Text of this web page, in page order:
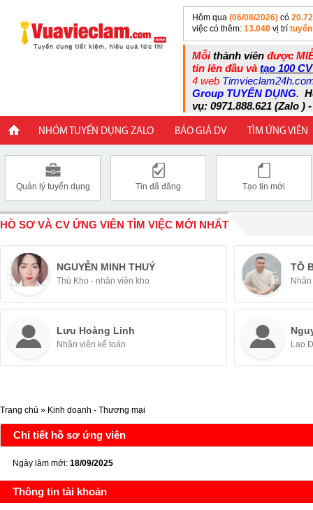
Hôm qua (06/08/2026) có
việc có thêm: 13.040 vị trí
Mỗithành viên được
tin lên đầu và tạo 100
4 web
Group TUYỂN DỤNG.
vụ: 0971.888.621 (Zalo )
NHÓM TUYỂN DỤNG ZALO BÁO GIÁ DV TÌM ỨNG VIÊN
Quản lý tuyển dụng Tin đã đăng Tạo tin mới
HỒ SƠ VÀ CV ỨNG VIÊN TÌM VIỆC MỚI NHẤT
NGUYỄN MINH THUÝ
Thủ Kho - nhân viên kho
TÔ
Lưu Hoàng Linh
Nhân viên kế toán Lao
Trang chủ » Kinh doanh - Thương mại
Chi tiết hồ sơ ứng viên
Ngày làm mới: 18/09/2025
Thông tin tài khoản